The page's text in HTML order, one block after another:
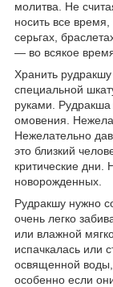
молитва. Не
носить все
серьгах,
— во всякое
Хранить
специальной
руками.
омовения.
Нежелательно
это близкий
критические дни.
новорожденных.
Рудракшу нужно
очень легко
или влажной
испачкалась или
освященной
особенно если